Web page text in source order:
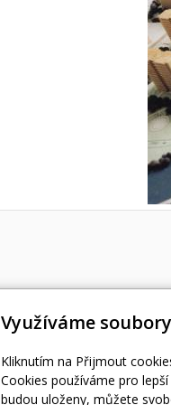
Využíváme
Kliknutím na Přijmout
Cookies používáme pro
budou uloženy, můžete